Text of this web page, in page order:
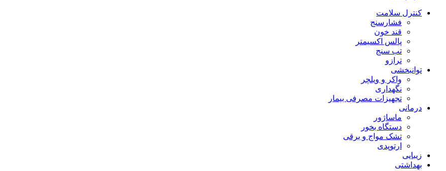
کنترل سلامت
فشارسنج
قند خون
پالس اکسیمتر
تب سنج
ترازو
توانبخشی
واکر و ویلچر
نگهداری
تجهیزات مصرفی بیمار
درمانی
ماساژور
دستگاه بخور
تشک مواج و برقی
ارتوپدی
زیبایی
بهداشتی